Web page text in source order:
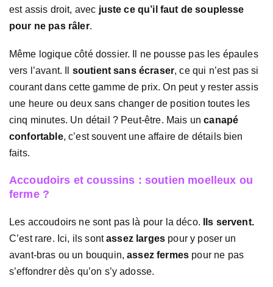
est assis droit, avec juste ce qu’il faut de souplesse
pour ne pas râler.
Même logique côté dossier. Il ne pousse pas les épaules
vers l’avant. Il soutient sans écraser, ce qui n’est pas si
courant dans cette gamme de prix. On peut y rester assis
une heure ou deux sans changer de position toutes les
cinq minutes. Un détail ? Peut-être. Mais uncanapé
confortable, c’est souvent une affaire de détails bien
faits.
Accoudoirs et coussins : soutien moelleux ou
ferme ?
Les accoudoirs ne sont pas là pour la déco.
Ils servent.
C’est rare. Ici, ils sontassez larges pour y poser un
avant-bras ou un bouquin,assez fermes pour ne pas
s’effondrer dès qu’on s’y adosse.